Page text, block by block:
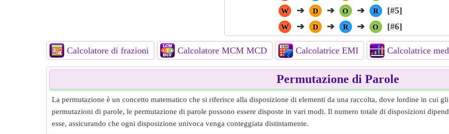
W ➔ D ➔ O ➔ R [#5]
W ➔ D ➔ R ➔ O [#6]
Calcolatore di frazioni Calcolatore MCM MCD Calcolatrice EMI Calcolatrice
Permutazione di Parole
La permutazione è un concetto matematico che si riferisce alla disposizione di elementi da una raccolta, dove lordine in cui
permutazioni di parole, le permutazione di parole possono essere disposte in vari modi. Il numero totale di disposizioni
esse, assicurando che ogni disposizione univoca venga conteggiata distintamente.